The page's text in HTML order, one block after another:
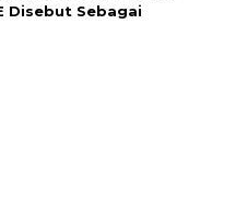
Disebut Sebagai